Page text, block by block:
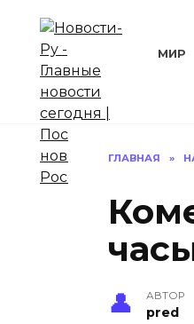
содержанию
МИР
ГЛАВНАЯ »
АВТОР
pred